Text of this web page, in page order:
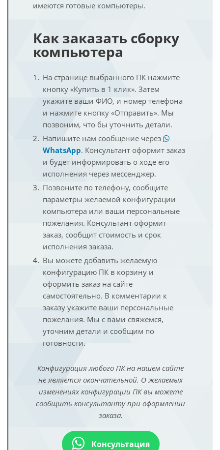
имеются готовые компьютеры.
Как заказать сборку
компьютера
На странице выбранного ПК нажмите
кнопку «Купить в 1 клик». Затем
укажите ваши ФИО, и номер телефона
и нажмите кнопку «Отправить». Мы
позвоним, что бы уточнить детали.
Напишите нам сообщение через
WhatsApp. Консультант оформит заказ
и будет информировать о ходе его
исполнения через мессенджер.
Позвоните по телефону, сообщите
параметры желаемой конфигурации
компьютера или ваши персональные
пожелания. Консультант оформит
заказ, сообщит стоимость и срок
исполнения заказа.
Вы можете добавить желаемую
конфигурацию ПК в корзину и
оформить заказ на сайте
самостоятельно. В комментарии к
заказу укажите ваши персональные
пожелания. Мы с вами свяжемся,
уточним детали и сообщим по
готовности.
Конфигурация любого ПК на нашем сайте
не является окончательной. О желаемых
изменениях конфигурации ПК вы можете
сообщить консультанту при оформлении
заказа.
Консультация